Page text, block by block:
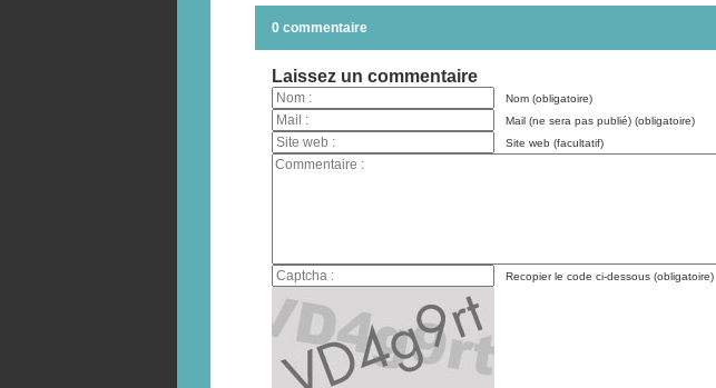
0 commentaire
Laissez un commentaire
Nom (obligatoire)
Mail (ne sera pas publié) (obligatoire)
Site web (facultatif)
Recopier le code ci-dessous (obligatoire)